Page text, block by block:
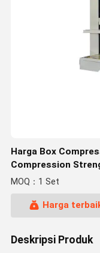
Harga Box
Compression
MOQ：1 Set
Harga
Deskripsi Produk